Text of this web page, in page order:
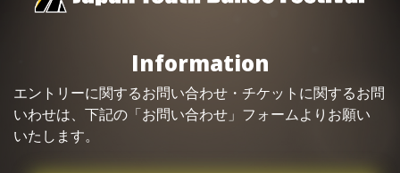
Information
エントリーに関するお問い合わせ・ チケット に関するお問
いわせは、下記の「お問い合わせ」フォームよりお願い
いたします。